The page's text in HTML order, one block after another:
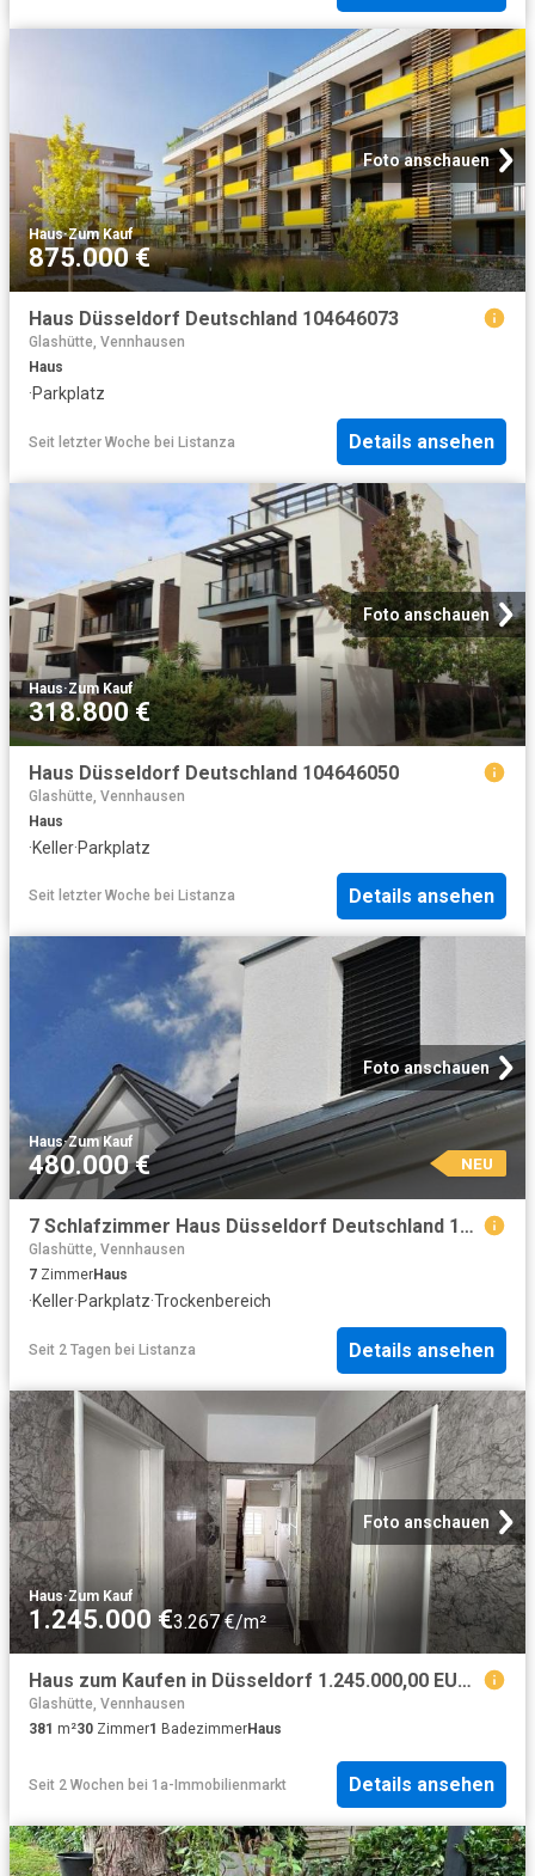
Foto anschauen
Haus·Zum Kauf
875.000 €
Haus Düsseldorf Deutschland 104646073
Glashütte, Vennhausen
Haus
·Parkplatz
Seit letzter Woche bei Listanza Details ansehen
Foto anschauen
Haus·Zum Kauf
318.800 €
Haus Düsseldorf Deutschland 104646050
Glashütte, Vennhausen
Haus
·Keller·Parkplatz
Seit letzter Woche bei Listanza Details ansehen
Foto anschauen
Haus·Zum Kauf
480.000 € NEU
7 Schlafzimmer Haus Düsseldorf Deutschland 104800538
Glashütte, Vennhausen
7 ZimmerHaus
·Keller·Parkplatz·Trockenbereich
Seit 2 Tagen bei Listanza Details ansehen
Foto anschauen
Haus·Zum Kauf
1.245.000 €3.267 €/m²
Haus zum Kaufen in Düsseldorf 1.245.000,00 EUR 381 m²
Glashütte, Vennhausen
381 m²30 Zimmer1 BadezimmerHaus
Seit 2 Wochen bei 1a-Immobilienmarkt Details ansehen